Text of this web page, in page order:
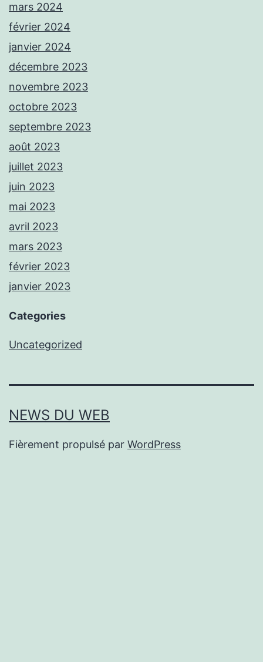
mars 2024
février 2024
janvier 2024
décembre 2023
novembre 2023
octobre 2023
septembre 2023
août 2023
juillet 2023
juin 2023
mai 2023
avril 2023
mars 2023
février 2023
janvier 2023
Categories
Uncategorized
NEWS DU WEB
Fièrement propulsé par WordPress